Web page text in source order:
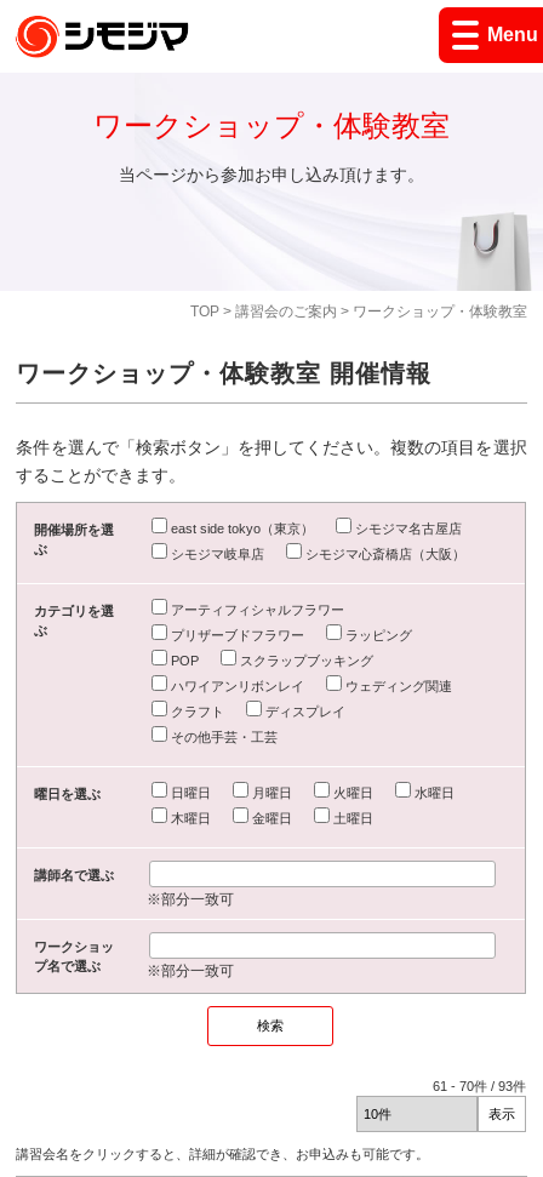
Menu
TOP> 講習会のご案内 > ワークショップ・体験教室
ワークショップ・体験教室
当ページから参加お申し込み頂けます。
ワークショップ・体験教室 開催情報
条件を選んで「検索ボタン」を押してください。複数の項目を選択
することができます。
開催場所を選
ぶ
east side tokyo（東京）
シモジマ名古屋店
シモジマ岐阜店
シモジマ心斎橋店（大阪）
カテゴリを選
ぶ
アーティフィシャルフラワー
プリザーブドフラワー
ラッピング
POP
スクラップブッキング
ハワイアンリボンレイ
ウェディング関連
クラフト
ディスプレイ
その他手芸・工芸
曜日を選ぶ 日曜日 月曜日 火曜日
水曜日
木曜日
金曜日 土曜日
講師名で選ぶ
※部分一致可
ワークショッ
プ名で選ぶ
※部分一致可
61 -70件 /93件
講習会名をクリックすると、詳細が確認でき、お申込みも可能です。